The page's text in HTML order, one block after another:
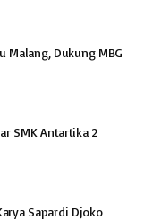
Malang, Dukung MBG
SMK Antartika 2
Sapardi Djoko